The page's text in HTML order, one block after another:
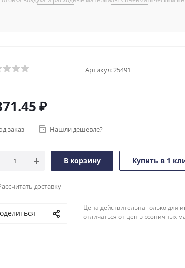
Артикул: 25491
₽
заказ Нашли дешевле?
В корзину Купить в 1
доставку
Цена действительна только для
отличаться от цен в розничных